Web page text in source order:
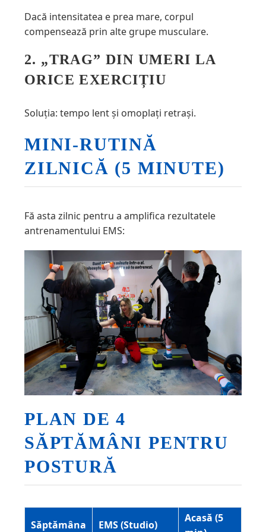
Dacă intensitatea e prea mare, corpul
compensează prin alte grupe musculare.
2. „TRAG” DIN UMERI LA
ORICE EXERCIȚIU
Soluția: tempo lent și omoplați retrași.
MINI-RUTINĂ
ZILNICĂ (5 MINUTE)
Fă asta zilnic pentru a amplifica rezultatele
antrenamentului EMS:
PLAN DE 4
SĂPTĂMÂNI PENTRU
POSTURĂ
Săptămâna EMS (Studio)
Acasă (5